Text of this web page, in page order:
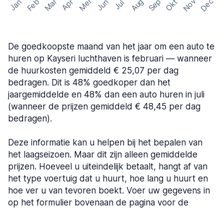
Jan Feb Mar Apr Mei Jun Jul Aug Sep Okt Nov Dec
De goedkoopste maand van het jaar om een auto te
huren op Kayseri luchthaven is februari — wanneer
de huurkosten gemiddeld € 25,07 per dag
bedragen. Dit is 48% goedkoper dan het
jaargemiddelde en 48% dan een auto huren in juli
(wanneer de prijzen gemiddeld € 48,45 per dag
bedragen).
Deze informatie kan u helpen bij het bepalen van
het laagseizoen. Maar dit zijn alleen gemiddelde
prijzen. Hoeveel u uiteindelijk betaalt, hangt af van
het type voertuig dat u huurt, hoe lang u huurt en
hoe ver u van tevoren boekt. Voer uw gegevens in
op het formulier bovenaan de pagina voor de